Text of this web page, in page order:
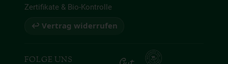
Zertifikate & Bio-Kontrolle
↩ Vertrag widerrufen
FOLGE UNS